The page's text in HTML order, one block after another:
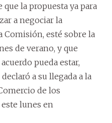
que la propuesta ya para
a negociar la
Comisión, esté sobre la
de verano, y que
pueda estar,
a su llegada a la
de los
lunes en